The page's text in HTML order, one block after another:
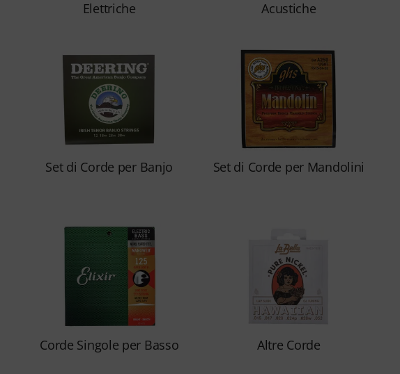
Elettriche
Acustiche
Set di Corde per Banjo Set di Corde per Mandolini
Corde Singole per Basso Altre Corde